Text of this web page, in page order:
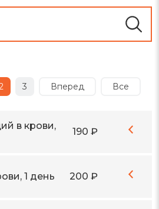
3 Вперед Все
в крови,
190 ₽
1 день 200 ₽